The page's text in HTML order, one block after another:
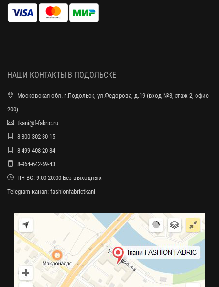
НАШИ КОНТАКТЫ В ПОДОЛЬСКЕ
Московская обл. г.Подольск, ул.Федорова, д.19 (вход №3, этаж 2, офис
200)
tkani@f-fabric.ru
8-800-302-30-15
8-499-408-20-84
8-964-642-69-43
ПН-ВС: 9:00-20:00 Без выходных
Telegram-канал: fashionfabrictkani